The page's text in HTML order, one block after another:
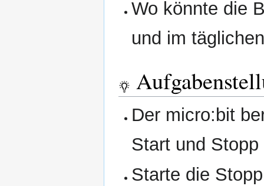
Wo könnte die
und im
Der micro:bit
Start und
Starte die